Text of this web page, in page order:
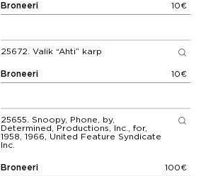
Broneeri 10€
25672. Valik “Ahti” karp
Broneeri 10€
25655. Snoopy, Phone, by,
Determined, Productions, Inc., for,
1958, 1966, United Feature Syndicate
Inc.
Broneeri 100€